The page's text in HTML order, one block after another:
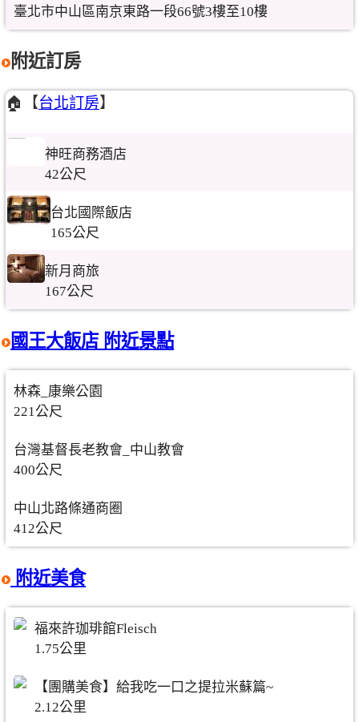
臺北市中山區南京東路一段66號3樓至10樓
附近訂房
🏠【台北訂房】
神旺商務酒店
42公尺
台北國際飯店
165公尺
新月商旅
167公尺
國王大飯店 附近景點
林森_康樂公園
221公尺
台灣基督長老教會_中山教會
400公尺
中山北路條通商圈
412公尺
附近美食
福來許珈琲館Fleisch
1.75公里
【團購美食】給我吃一口之提拉米蘇篇~
2.12公里